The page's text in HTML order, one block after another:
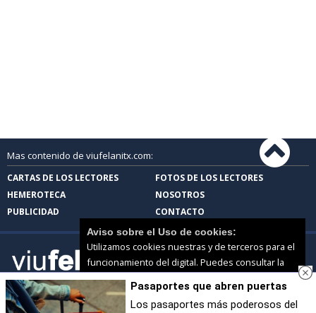
Mas contenido de viufelanitx.com:
CARTAS DE LOS LECTORES
FOTOS DE LOS LECTORES
HEMEROTECA
NOSOTROS
PUBLICIDAD
CONTACTO
viufelanitx.com |Términos de uso Protección de
datos
Aviso sobre el Uso de cookies:
Utilizamos cookies nuestras y de terceros para el
funcionamiento del digital. Puedes consultar la
lista de cookies y como desconectarlas.
nuestra Política de Privacidad y Cookies
Pasaportes que abren puertas
Los pasaportes más poderosos del